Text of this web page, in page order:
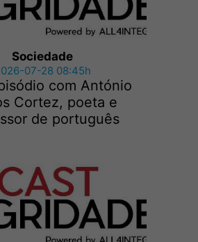
Sociedade
07-28 08:45h
com António
Cortez, poeta e
de português